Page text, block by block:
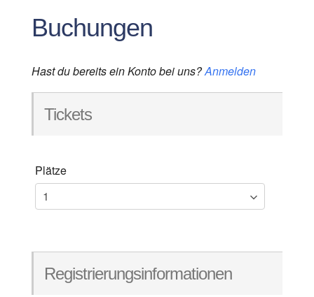
Buchungen
Hast du bereits ein Konto bei uns?Anmelden
Tickets
Plätze
Registrierungsinformationen